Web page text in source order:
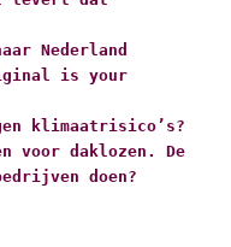
Nederland
is your
klimaatrisico’s?
voor daklozen. De
doen?